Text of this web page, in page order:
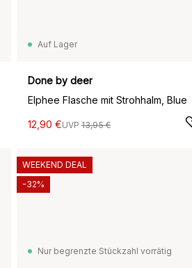
Auf Lager
Done by deer
Elphee Flasche mit Strohhalm, Blue
12,90 €UVP 13,95 €
Nur begrenzte Stückzahl vorrätig
WEEKEND DEAL
-32%